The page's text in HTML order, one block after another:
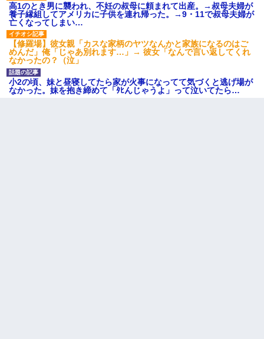
高1のとき男に襲われ、不妊の叔母に頼まれて出産。→叔母夫婦が
養子縁組してアメリカに子供を連れ帰った。→9・11で叔母夫婦が
亡くなってしまい…
【修羅場】彼女親「カスな家柄のヤツなんかと家族になるのはご
めんだ」俺「じゃあ別れます…」→ 彼女「なんで言い返してくれ
なかったの？（泣」
小2の頃、妹と昼寝してたら家が火事になってて気づくと逃げ場が
なかった。妹を抱き締めて「ﾀﾋんじゃうよ」って泣いてたら…